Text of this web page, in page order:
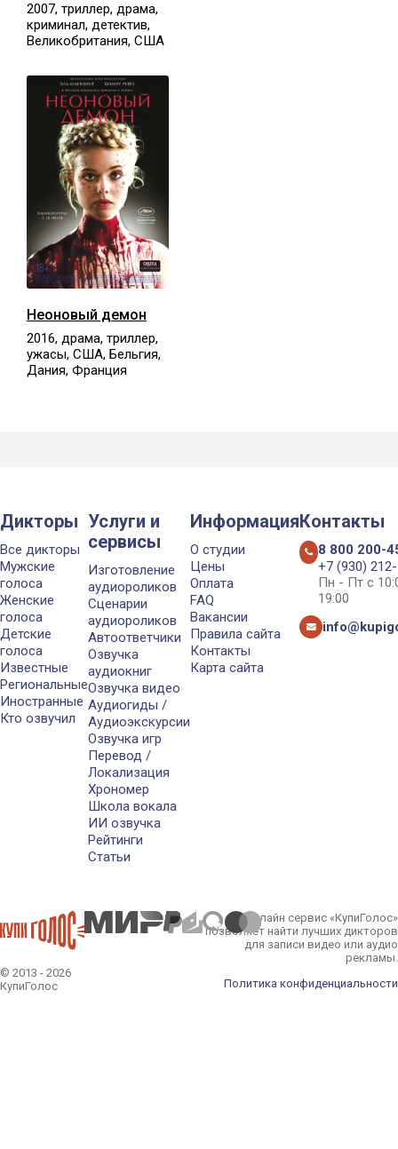
2007, триллер, драма,
криминал, детектив,
Великобритания, США
Неоновый демон
2016, драма, триллер,
ужасы, США, Бельгия,
Дания, Франция
Дикторы
Все дикторы
Мужские
голоса
Женские
голоса
Детские
голоса
Известные
Региональные
Иностранные
Кто озвучил
Услуги и
сервисы
Изготовление
аудиороликов
Сценарии
аудиороликов
Автоответчики
Озвучка
аудиокниг
Озвучка видео
Аудиогиды /
Аудиоэкскурсии
Озвучка игр
Перевод /
Локализация
Хрономер
Школа вокала
ИИ озвучка
Рейтинги
Статьи
Информация
О студии
Цены
Оплата
FAQ
Вакансии
Правила сайта
Контакты
Карта сайта
Контакты
8 800 200-
+7 (930)
Пн - Пт с
19:00
© 2013 - 2026
КупиГолос
Онлайн сервис «КупиГолос»
позволяет найти лучших дикторов
для записи видео или аудио
рекламы.
Политика конфиденциальности